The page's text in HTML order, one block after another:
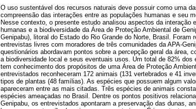
O uso sustentável dos recursos naturais deve possuir como uma
compreensão das interações entre as populações humanas e seu
Nesse contexto, o presente estudo analisou aspectos da interação
humanas e a biodiversidade da Área de Proteção Ambiental de
Genipabu), litoral do Estado do Rio Grande do Norte, Brasil. Foram
entrevistas livres com moradores de três comunidades da APA-
questionários abordavam pontos sobre a percepção geral da área,
a biodiversidade local e seus eventuais usos. Um total de 82% dos
tem conhecimento dos propósitos de uma Área de Proteção
entrevistados reconheceram 172 animais (131 vertebrados e 41
tipos de plantas (48 famílias). As espécies que possuem algum
apareceram entre as mais citadas. Três espécies de animais
espécies ameaçadas no Brasil. Dentre os pontos positivos
Genipabu, os entrevistados apontaram a preservação das dunas,